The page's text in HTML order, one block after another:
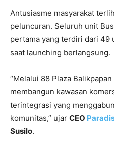
Antusiasme masyarakat
peluncuran. Seluruh unit
pertama yang terdiri dari 49
saat launching berlangsung.
“Melalui 88 Plaza
membangun kawasan
terintegrasi yang
komunitas,” ujar CEO
Susilo.